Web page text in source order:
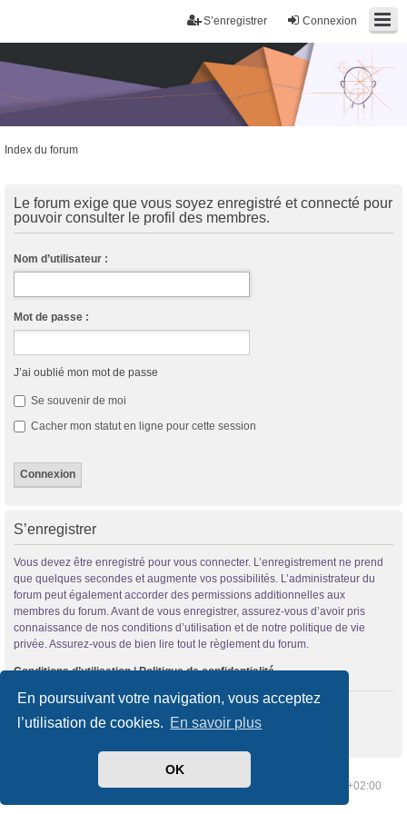
En poursuivant votre navigation, vous acceptez
l’utilisation de cookies. En savoir plus
OK
Connexion
S’enregistrer
Index du forum
Le forum exige que vous soyez enregistré et connecté pour
pouvoir consulter le profil des membres.
Nom d’utilisateur :
Mot de passe :
J’ai oublié mon mot de passe
Se souvenir de moi
Cacher mon statut en ligne pour cette session
S’enregistrer
Vous devez être enregistré pour vous connecter. L’enregistrement ne prend
que quelques secondes et augmente vos possibilités. L’administrateur du
forum peut également accorder des permissions additionnelles aux
membres du forum. Avant de vous enregistrer, assurez-vous d’avoir pris
connaissance de nos conditions d’utilisation et de notre politique de vie
privée. Assurez-vous de bien lire tout le règlement du forum.
Conditions d’utilisation|Politique de confidentialité
S’enregistrer
Supprimer les cookies Heures au format UTC+02:00